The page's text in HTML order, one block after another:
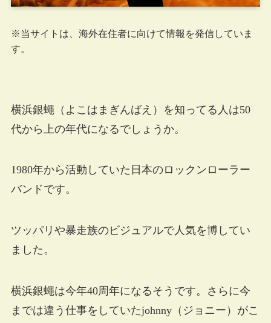
※当サイトは、海外在住者に向けて情報を発信していま
す。
横浜銀蠅（よこはまぎんばえ）を知ってる人は50
代から上の年代になるでしょうか。
1980年から活動していた日本のロックンローラー
バンドです。
ツッパリや暴走族のビジュアルで人気を博してい
ました。
横浜銀蠅は今年40周年になるそうです。さらに今
までは違う仕事をしていたjohnny（ジョニー）がこ